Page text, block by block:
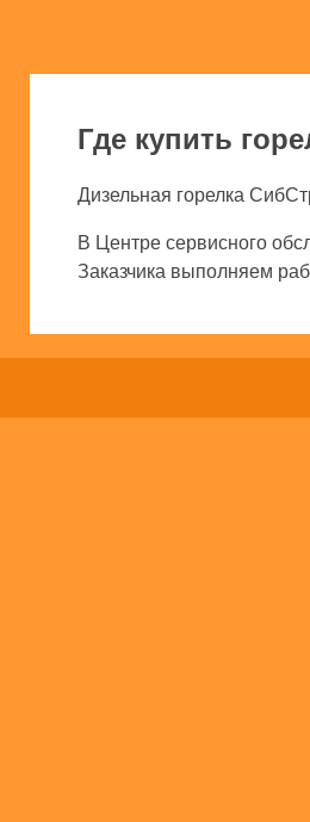
Где купить
Дизельная горелка
В Центре сервисного
Заказчика выполняем